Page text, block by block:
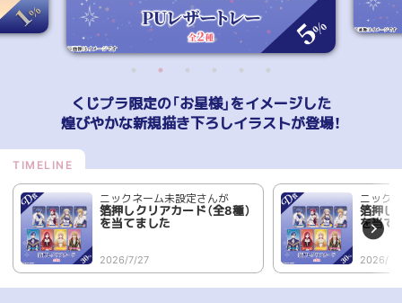
くじプラ限定の「お星様」をイメージした
煌びやかな新規描き下ろしイラストが登場！
ニックネーム未設定さんが
箔押しクリアカード（全8種）
を当てました
2026/7/27
ニック
箔押し
を当て
2026/7/